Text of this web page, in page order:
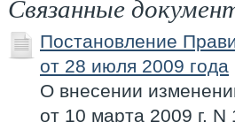
Связанные
Постановление
от 28 июля 2009 года
О внесении
от 10 марта 2009 г.